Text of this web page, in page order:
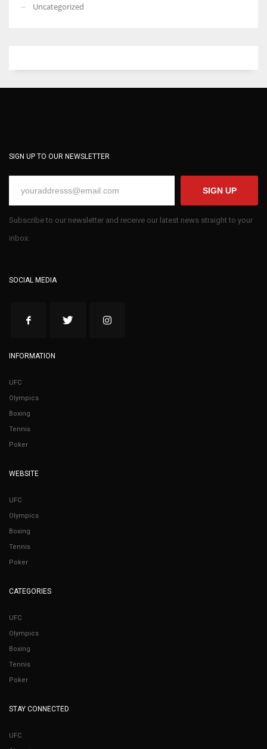
Uncategorized
SIGN UP TO OUR NEWSLETTER
SIGN UP
Subscribe to our newsletter and receive our latest news straight to your
inbox.
SOCIAL MEDIA
INFORMATION
UFC
Olympics
Boxing
Tennis
Poker
WEBSITE
UFC
Olympics
Boxing
Tennis
Poker
CATEGORIES
UFC
Olympics
Boxing
Tennis
Poker
STAY CONNECTED
UFC